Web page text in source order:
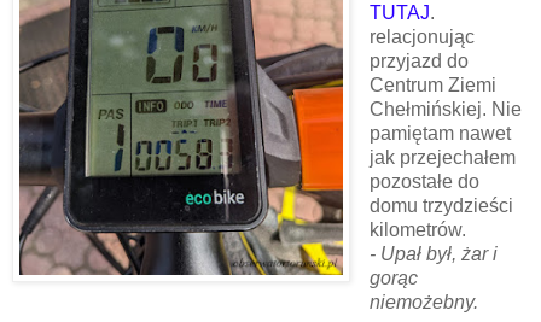
TUTAJ.
relacjonując
przyjazd do
Centrum Ziemi
Chełmińskiej. Nie
pamiętam nawet
jak przejechałem
pozostałe do
domu trzydzieści
kilometrów.
- Upał był, żar i
gorąc
niemożebny.